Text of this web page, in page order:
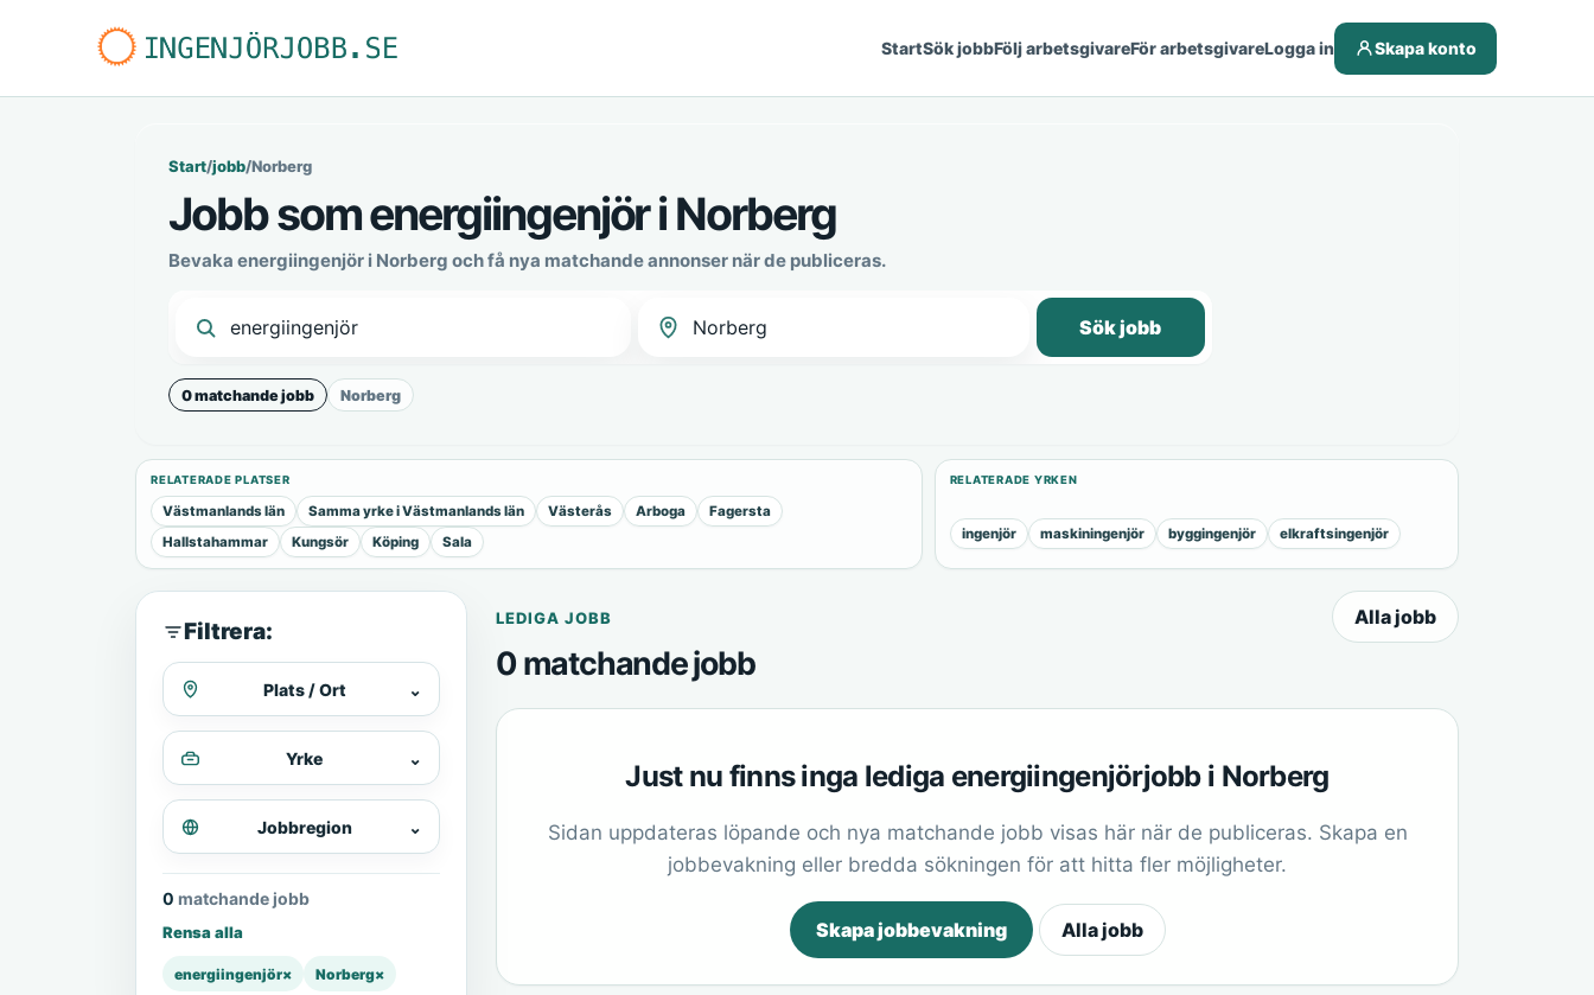
StartSök jobbFölj arbetsgivareFör arbetsgivareLogga in Skapa konto
Start/jobb/Norberg
Jobb som energiingenjör i Norberg
Bevaka energiingenjör i Norberg och få nya matchande annonser när de publiceras.
Sök jobb
0 matchande jobb Norberg
RELATERADE PLATSER
Västmanlands län Samma yrke i Västmanlands län Västerås Arboga
Fagersta
Hallstahammar
Kungsör Köping Sala
RELATERADE YRKEN
ingenjör maskiningenjör byggingenjör elkraftsingenjör
Filtrera:
Plats / Ort ⌄
Yrke ⌄
Jobbregion ⌄
0 matchande jobb
Rensa alla
energiingenjör× Norberg×
LEDIGA JOBB
0 matchande jobb
Alla jobb
Just nu finns inga lediga energiingenjörjobb i Norberg
Sidan uppdateras löpande och nya matchande jobb visas här när de publiceras. Skapa en
jobbevakning eller bredda sökningen för att hitta fler möjligheter.
Skapa jobbevakning Alla jobb